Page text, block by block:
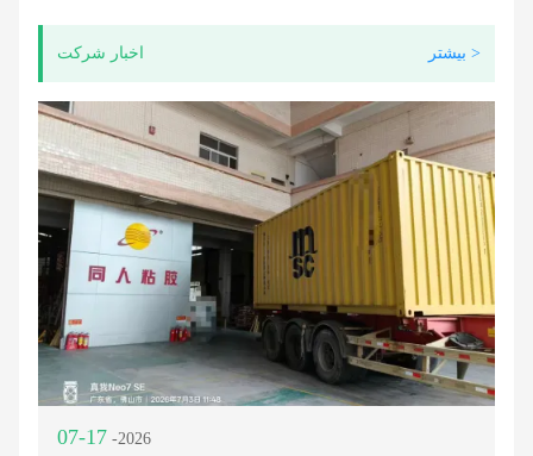
اخبار شرکت بیشتر >
07-17 -2026